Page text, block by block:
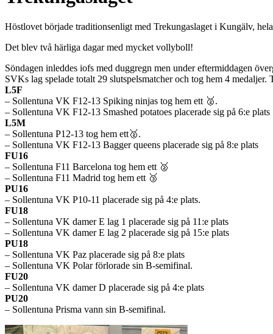
Höstlovet började traditionsenligt med Trekungaslaget i Kungälv,
Det blev två härliga dagar med mycket vollyboll!
Söndagen inleddes iofs med duggregn men under eftermiddagen
SVKs lag spelade totalt 29 slutspelsmatcher och tog hem 4 medaljer.
L5F
– Sollentuna VK F12-13 Spiking ninjas tog hem ett 🥈.
– Sollentuna VK F12-13 Smashed potatoes placerade sig på 6:e plats
L5M
– Sollentuna P12-13 tog hem ett🥈.
– Sollentuna VK F12-13 Bagger queens placerade sig på 8:e plats
FU16
– Sollentuna F11 Barcelona tog hem ett 🥈
– Sollentuna F11 Madrid tog hem ett 🥉
PU16
– Sollentuna VK P10-11 placerade sig på 4:e plats.
FU18
– Sollentuna VK damer E lag 1 placerade sig på 11:e plats
– Sollentuna VK damer E lag 2 placerade sig på 15:e plats
PU18
– Sollentuna VK Paz placerade sig på 8:e plats
– Sollentuna VK Polar förlorade sin B-semifinal.
FU20
– Sollentuna VK damer D placerade sig på 4:e plats
PU20
– Sollentuna Prisma vann sin B-semifinal.